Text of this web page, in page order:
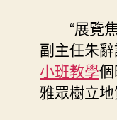
“展覽
副主任朱
小班教學
雅眾樹立